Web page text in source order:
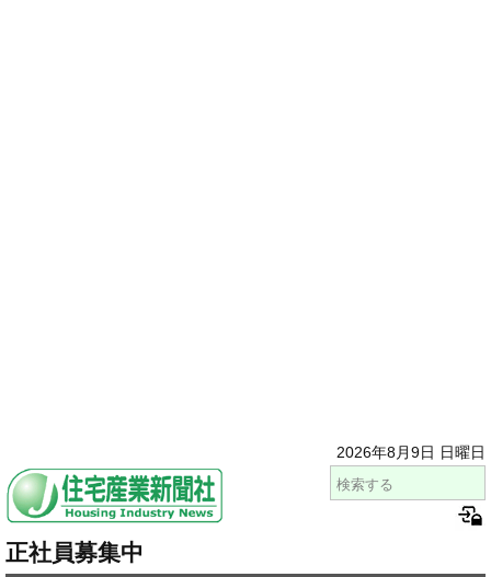
2026年8月9日 日曜日
正社員募集中